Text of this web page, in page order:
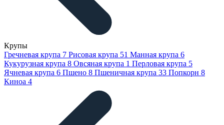
Крупы
Гречневая крупа 7 Рисовая крупа 51 Манная крупа 6
Кукурузная крупа 8 Овсяная крупа 1 Перловая крупа 5
Ячневая крупа 6 Пшено 8 Пшеничная крупа 33 Попкорн 8
Киноа 4